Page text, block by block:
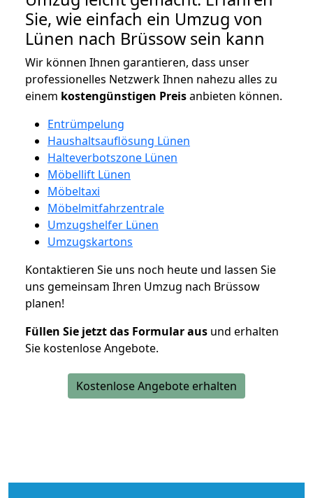
Sie, wie einfach ein Umzug von
Lünen nach Brüssow sein kann
Wir können Ihnen garantieren, dass unser
professionelles Netzwerk Ihnen nahezu alles zu
einem kostengünstigen Preisanbieten können.
Entrümpelung
Haushaltsauflösung Lünen
Halteverbotszone Lünen
Möbellift Lünen
Möbeltaxi
Möbelmitfahrzentrale
Umzugshelfer Lünen
Umzugskartons
Kontaktieren Sie uns noch heute und lassen Sie
uns gemeinsam Ihren Umzug nach Brüssow
planen!
Füllen Sie jetzt das Formular aus und erhalten
Sie kostenlose Angebote.
Kostenlose Angebote erhalten